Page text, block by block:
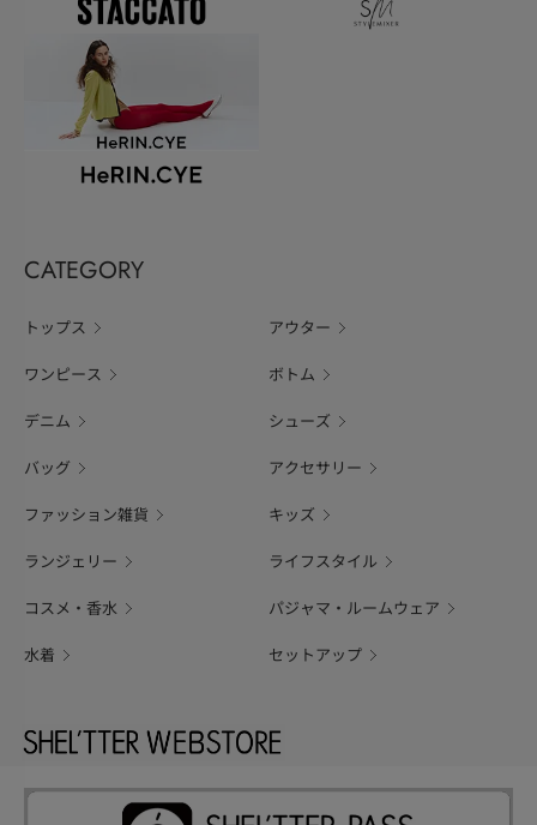
CATEGORY
トップス アウター
ワンピース ボトム
デニム シューズ
バッグ アクセサリー
ファッション雑貨 キッズ
ランジェリー ライフスタイル
コスメ・香水 パジャマ・ルームウェア
水着 セットアップ